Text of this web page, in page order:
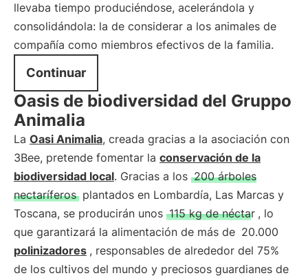
llevaba tiempo produciéndose, acelerándola y
consolidándola: la de considerar a los animales de
compañía como miembros efectivos de la familia.
Continuar
Oasis de biodiversidad del Gruppo
Animalia
La Oasi Animalia, creada gracias a la asociación con
3Bee, pretende fomentar la conservación de la
biodiversidad local. Gracias a los 200 árboles
nectaríferos plantados en Lombardía, Las Marcas y
Toscana, se producirán unos 115 kg de néctar , lo
que garantizará la alimentación de más de 20.000
polinizadores , responsables de alrededor del 75%
de los cultivos del mundo y preciosos guardianes de